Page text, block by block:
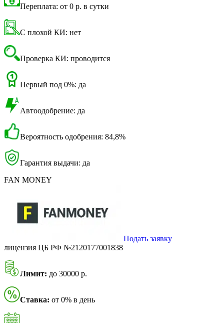
Переплата: от 0 р. в сутки
С плохой КИ: нет
Проверка КИ: проводится
Первый под 0%: да
Автоодобрение: да
Вероятность одобрения: 84,8%
Гарантия выдачи: да
FAN MONEY
Подать заявку
лицензия ЦБ РФ №2120177001838
Лимит: до 30000 р.
Ставка: от 0% в день